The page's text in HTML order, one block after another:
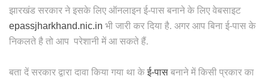
झारखंड सरकार ने इसके लिए ऑनलाइन ई-पास बनाने के लिए वेबसाइट
epassjharkhand.nic.in भी जारी कर दिया है. अगर आप बिना ई-पास के
निकलते है तो आप परेशानी में आ सकते हैं.
बता दें सरकार द्वारा दावा किया गया था केई-पास बनाने में किसी प्रकार का